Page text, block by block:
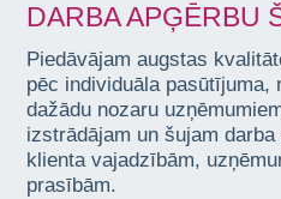
DARBA APĢĒRBU
Piedāvājam augstas
pēc individuāla pasūtījuma,
dažādu nozaru
izstrādājam un šujam
klienta vajadzībām,
prasībām.